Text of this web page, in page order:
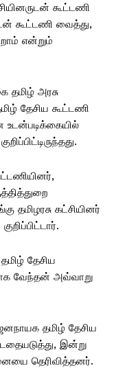
கூட்டணி
கூட்டணி வைத்து,
என்றும்
தமிழ் அரசு
தேசிய கூட்டணி
உடன்படிக்கையில்
தமிழரசு கட்சியினர்
தேசிய
வேந்தன் அவ்வாறு
தமிழ் தேசிய
இன்று
தெரிவித்தனர்.